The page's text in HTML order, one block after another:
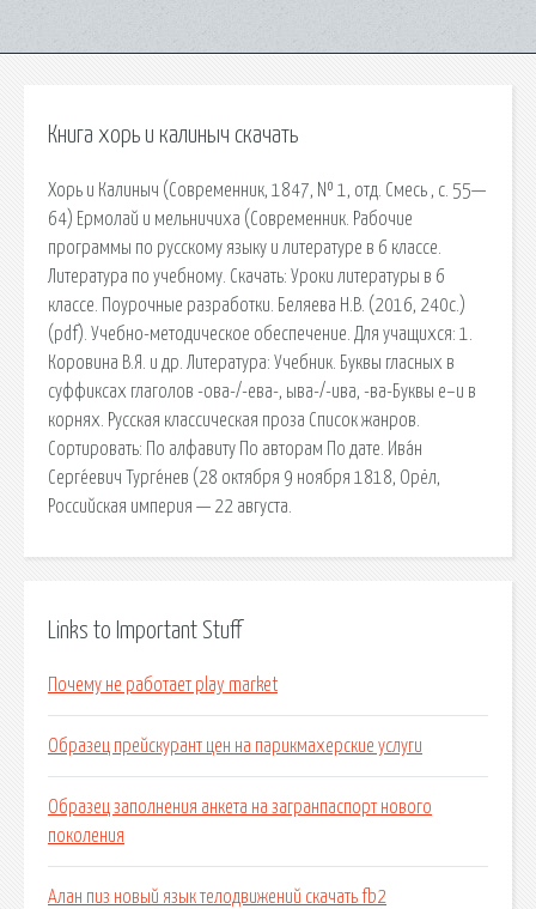
Книга хорь и калиныч скачать
Хорь и Калиныч (Современник, 1847, № 1, отд. Смесь , с. 55—
64) Ермолай и мельничиха (Современник. Рабочие
программы по русскому языку и литературе в 6 классе.
Литература по учебному. Скачать: Уроки литературы в 6
классе. Поурочные разработки. Беляева Н.В. (2016, 240с.)
(pdf). Учебно-методическое обеспечение. Для учащихся: 1.
Коровина В.Я. и др. Литература: Учебник. Буквы гласных в
суффиксах глаголов -ова-/-ева-, ыва-/-ива, -ва-Буквы е–и в
корнях. Русская классическая проза Список жанров.
Сортировать: По алфавиту По авторам По дате. Ива́н
Серге́евич Турге́нев (28 октября 9 ноября 1818, Орёл,
Российская империя — 22 августа.
Links to Important Stuff
Почему не работает play market
Образец прейскурант цен на парикмахерские услуги
Образец заполнения анкета на загранпаспорт нового
поколения
Алан пиз новый язык телодвижений скачать fb2